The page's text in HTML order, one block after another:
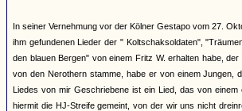
In seiner Vernehmung vor der Kölner Gestapo vom 27.
ihm gefundenen Lieder der " Koltschaksoldaten",
den blauen Bergen" von einem Fritz W. erhalten habe,
von den Nerothern stamme, habe er von einem Jungen,
Liedes von mir Geschriebene ist ein Lied, das von
hiermit die HJ-Streife gemeint, von der wir uns nicht